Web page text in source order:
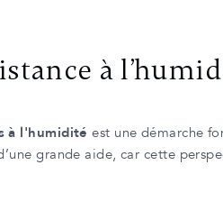
à
à l'humidité est une démarche
grande aide, car cette